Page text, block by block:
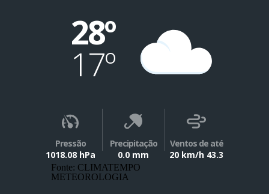
28º
17º
Pressão
1018.08 hPa
Precipitação
0.0 mm
Ventos de até
20 km/h 43.3
Fonte: CLIMATEMPO
METEOROLOGIA